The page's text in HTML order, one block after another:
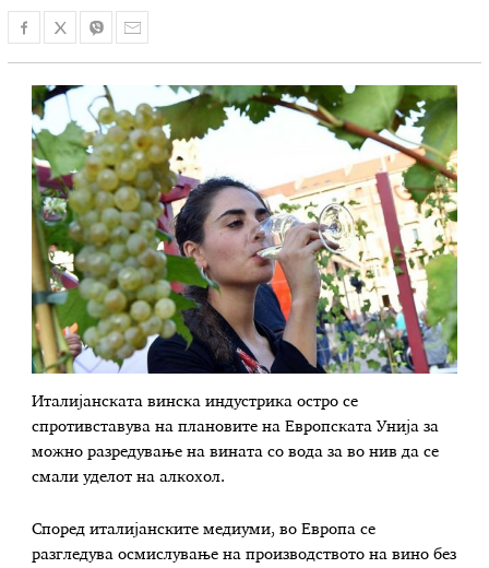
Италијанската винска индустрика остро се
спротивставува на плановите на Европската Унија за
можно разредување на вината со вода за во нив да се
смали уделот на алкохол.
Според италијанските медиуми, во Европа се
разгледува осмислување на производството на вино без